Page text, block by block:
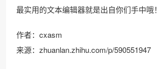
最实用的文本编辑器就是出自你们手中哦！
作者：cxasm
来源：zhuanlan.zhihu.com/p/590551947